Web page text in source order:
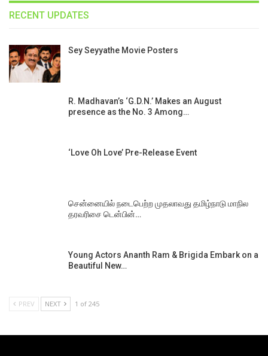
RECENT UPDATES
Sey Seyyathe Movie Posters
R. Madhavan’s ‘G.D.N.’ Makes an August
presence as the No. 3 Among…
‘Love Oh Love’ Pre-Release Event
சென்னையில் நடைபெற்ற முதலாவது தமிழ்நாடு மாநில
தரவரிசை டென்பின்…
Young Actors Ananth Ram & Brigida Embark on a
Beautiful New…
PREV NEXT 1 of 245